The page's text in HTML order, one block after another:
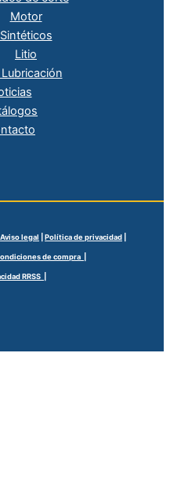
Motor
Sintéticos
Litio
Aviso legal Política de privacidad
de compra |
RRSS |